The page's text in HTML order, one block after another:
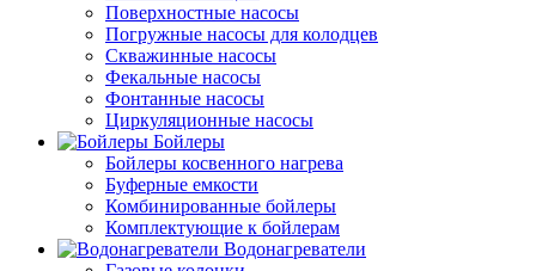
Поверхностные насосы
Погружные насосы для колодцев
Скважинные насосы
Фекальные насосы
Фонтанные насосы
Циркуляционные насосы
Бойлеры
Бойлеры косвенного нагрева
Буферные емкости
Комбинированные бойлеры
Комплектующие к бойлерам
Водонагреватели